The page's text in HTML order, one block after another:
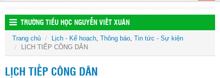
TRƯỜNG TIỂU HỌC NGUYỄN VIẾT XUÂN
Trang chủ Lịch - Kế hoạch Thông báo Tin tức - Sự kiện
LỊCH TIẾP CÔNG DÂN
LỊCH TIẾP CÔNG DÂN